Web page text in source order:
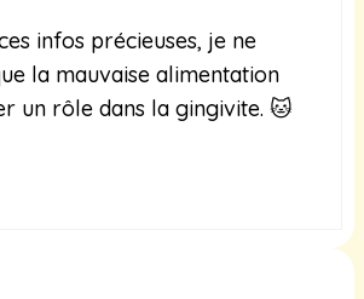
infos précieuses, je ne
la mauvaise alimentation
un rôle dans la gingivite. 🐱